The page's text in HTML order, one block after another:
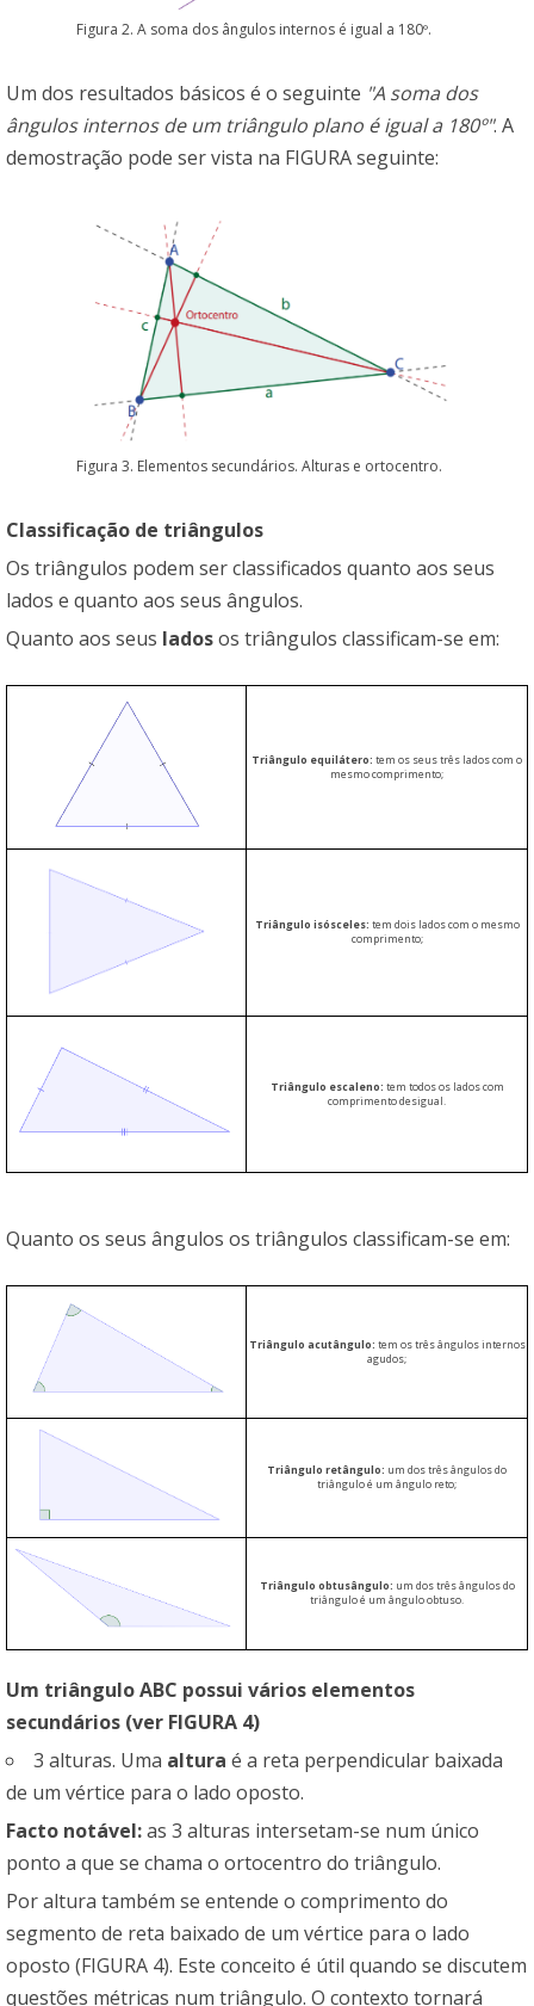
Figura 2. A soma dos ângulos internos é igual a 180º.
Um dos resultados básicos é o seguinte "A soma dos
ângulos internos de um triângulo plano é igual a 180º". A
demostração pode ser vista na FIGURA seguinte:
Figura 3. Elementos secundários. Alturas e ortocentro.
Classificação de triângulos
Os triângulos podem ser classificados quanto aos seus
lados e quanto aos seus ângulos.
Quanto aos seus ladosos triângulos classificam-se em:
Triângulo equilátero: tem os seus três lados com o
mesmo comprimento;
Triângulo isósceles: tem dois lados com o mesmo
comprimento;
Triângulo escaleno: tem todos os lados com
comprimento desigual.
Quanto os seus ângulos os triângulos classificam-se em:
Triângulo acutângulo: tem os três ângulos internos
agudos;
Triângulo retângulo: um dos três ângulos do
triângulo é um ângulo reto;
Triângulo obtusângulo: um dos três ângulos do
triângulo é um ângulo obtuso.
Um triângulo ABC possui vários elementos
secundários (ver FIGURA 4)
3 alturas. Uma altura é a reta perpendicular baixada
de um vértice para o lado oposto.
Facto notável:as 3 alturas intersetam-se num único
ponto a que se chama o ortocentro do triângulo.
Por altura também se entende o comprimento do
segmento de reta baixado de um vértice para o lado
oposto (FIGURA 4). Este conceito é útil quando se discutem
questões métricas num triângulo. O contexto tornará